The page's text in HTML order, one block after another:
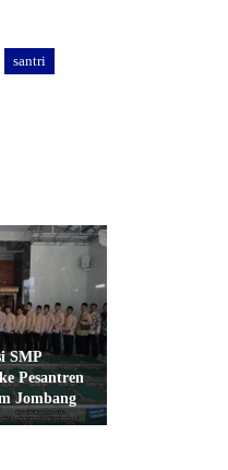
santri
SMP
Pesantren
Jombang